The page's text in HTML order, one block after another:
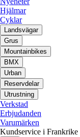
Hjälmar
Cyklar
Landsvägar
Grus
Mountainbikes
BMX
Urban
Reservdelar
Utrustning
Verkstad
Erbjudanden
Varumärken
Kundservice i Frankrike